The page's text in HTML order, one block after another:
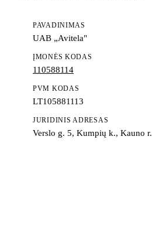
PAVADINIMAS
UAB „Avitela"
ĮMONĖS KODAS
110588114
PVM KODAS
LT105881113
JURIDINIS ADRESAS
Verslo g. 5, Kumpių k., Kauno r.